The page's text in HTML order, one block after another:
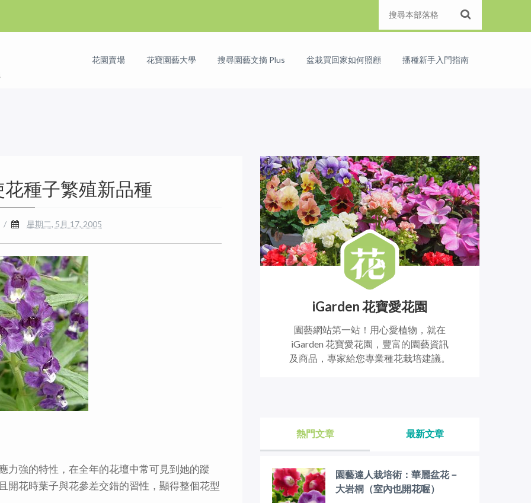
花園賣場 花寶園藝大學 搜尋園藝文摘 Plus 盆栽買回家如何照顧 播種新手入門指南
種子繁殖新品種
/ 星期二, 5月 17, 2005
力強的特性，在全年的花壇中常可見到她的蹤
開花時葉子與花參差交錯的習性，顯得整個花型
iGarden 花寶愛花園
園藝網站第一站！用心愛植物，就在
iGarden 花寶愛花園，豐富的園藝資訊
及商品，專家給您專業種花栽培建議。
熱門文章 最新文章
園藝達人栽培術：華麗盆花－
大岩桐（室內也開花喔）